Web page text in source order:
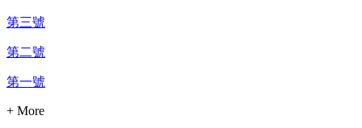
第三號
第二號
第一號
+ More